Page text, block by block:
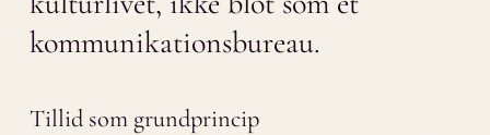
kommunikationsbureau.
Tillid som grundprincip